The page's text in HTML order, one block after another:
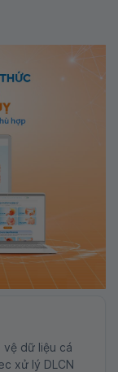
vệ dữ liệu cá
xử lý DLCN